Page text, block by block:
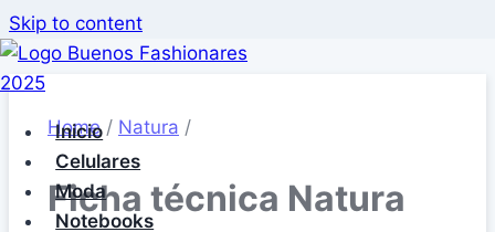
Skip to content
Inicio
Celulares
Moda
Notebooks
Home / Natura /
Ficha técnica Natura